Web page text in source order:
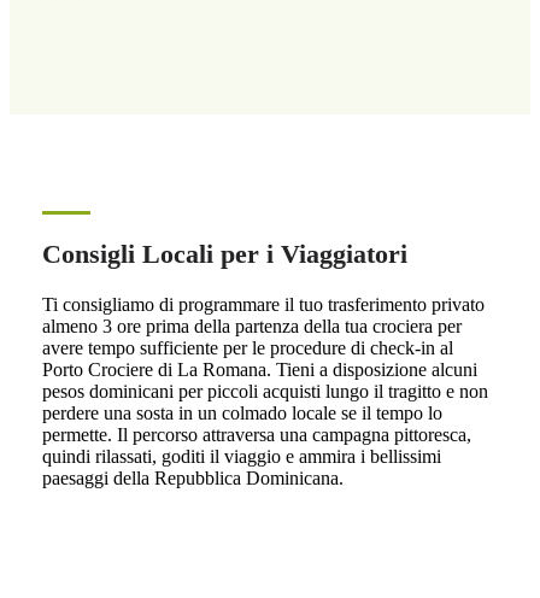
Consigli Locali per i Viaggiatori
Ti consigliamo di programmare il tuo trasferimento privato
almeno 3 ore prima della partenza della tua crociera per
avere tempo sufficiente per le procedure di check-in al
Porto Crociere di La Romana. Tieni a disposizione alcuni
pesos dominicani per piccoli acquisti lungo il tragitto e non
perdere una sosta in un colmado locale se il tempo lo
permette. Il percorso attraversa una campagna pittoresca,
quindi rilassati, goditi il viaggio e ammira i bellissimi
paesaggi della Repubblica Dominicana.